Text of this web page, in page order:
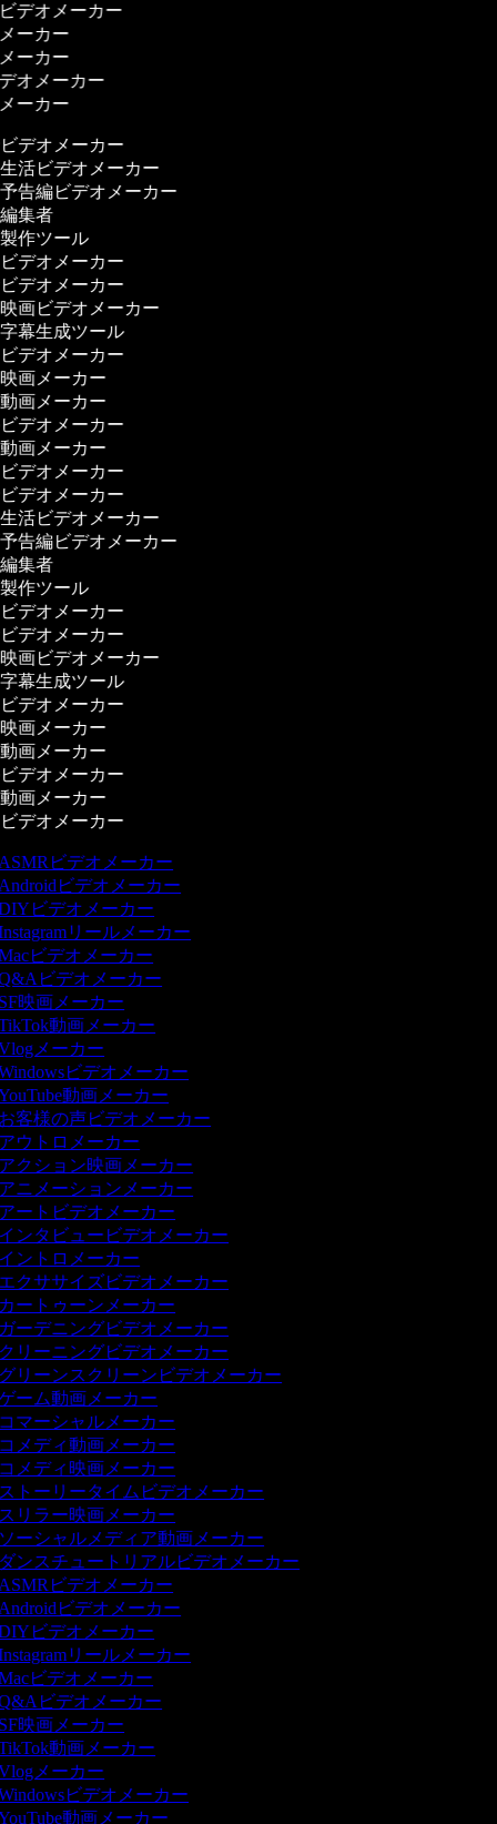
デオメーカー
ーカー
ーカー
オメーカー
ーカー
デオメーカー
活ビデオメーカー
告編ビデオメーカー
集者
作ツール
デオメーカー
デオメーカー
画ビデオメーカー
幕生成ツール
デオメーカー
画メーカー
画メーカー
デオメーカー
画メーカー
デオメーカー
デオメーカー
活ビデオメーカー
告編ビデオメーカー
集者
作ツール
デオメーカー
デオメーカー
画ビデオメーカー
幕生成ツール
デオメーカー
画メーカー
画メーカー
デオメーカー
画メーカー
デオメーカー
ビデオメーカー
ビデオメーカー
ビデオメーカー
リールメーカー
ビデオメーカー
ビデオメーカー
映画メーカー
動画メーカー
メーカー
ビデオメーカー
動画メーカー
客様の声ビデオメーカー
ウトロメーカー
クション映画メーカー
ニメーションメーカー
ートビデオメーカー
ンタビュービデオメーカー
ントロメーカー
クササイズビデオメーカー
ートゥーンメーカー
ーデニングビデオメーカー
リーニングビデオメーカー
リーンスクリーンビデオメーカー
ーム動画メーカー
マーシャルメーカー
メディ動画メーカー
メディ映画メーカー
トーリータイムビデオメーカー
リラー映画メーカー
ーシャルメディア動画メーカー
ンスチュートリアルビデオメーカー
ビデオメーカー
ビデオメーカー
ビデオメーカー
リールメーカー
ビデオメーカー
ビデオメーカー
映画メーカー
動画メーカー
メーカー
ビデオメーカー
動画メーカー